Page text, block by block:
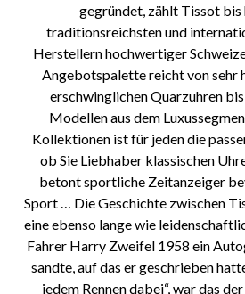
gegründet, zählt Tissot bis
traditionsreichsten und
Herstellern hochwertiger
Angebotspalette reicht von sehr
erschwinglichen Quarzuhren
Modellen aus dem
Kollektionen ist für jeden die
ob Sie Liebhaber klassischen
betont sportliche Zeitanzeiger
Sport … Die Geschichte zwischen
eine ebenso lange wie
Fahrer Harry Zweifel 1958 ein
sandte, auf das er geschrieben
jedem Rennen dabei“, war das